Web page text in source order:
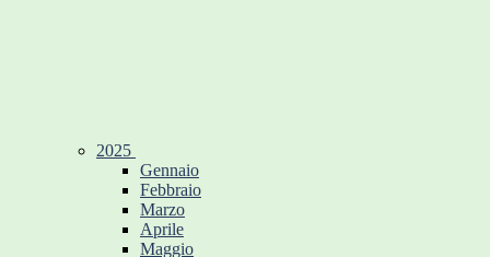
2025
Gennaio
Febbraio
Marzo
Aprile
Maggio